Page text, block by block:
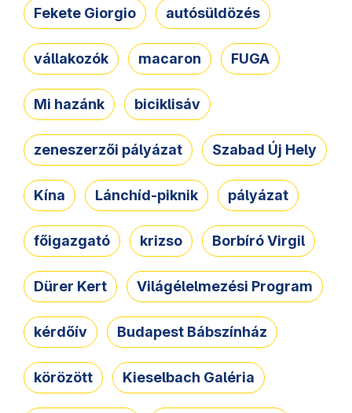
Fekete Giorgio autósüldözés
vállakozók macaron FUGA
Mi hazánk biciklisáv
zeneszerzői pályázat Szabad Új Hely
Kína Lánchíd-piknik pályázat
főigazgató krizso Borbíró Virgil
Dürer Kert Világélelmezési Program
kérdőív Budapest Bábszínház
körözött Kieselbach Galéria